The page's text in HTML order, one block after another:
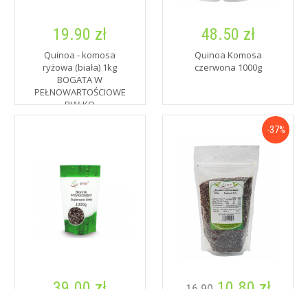
19.90 zł
Quinoa - komosa
ryżowa (biała) 1kg
BOGATA W
PEŁNOWARTOŚCIOWE
BIAŁKO
48.50 zł
Quinoa Komosa
czerwona 1000g
-37%